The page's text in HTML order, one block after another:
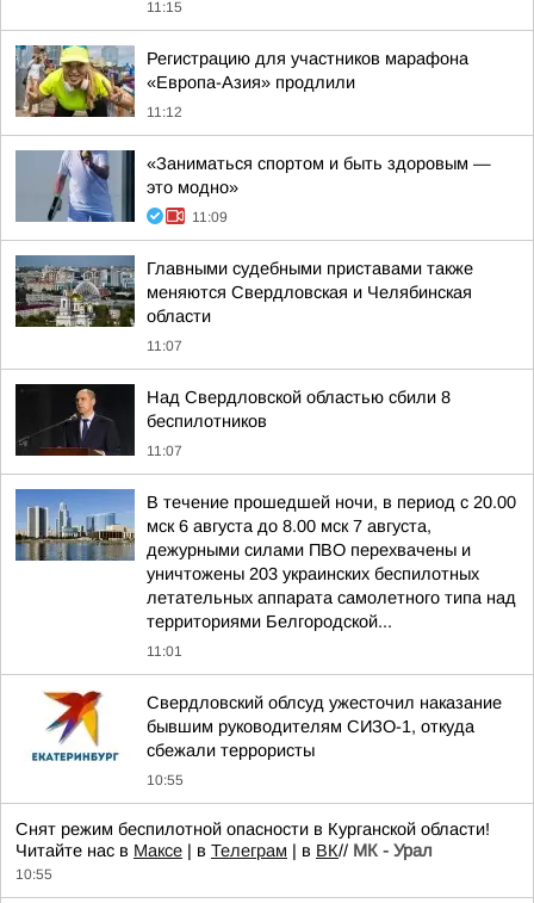
11:15
Регистрацию для участников марафона
«Европа-Азия» продлили
11:12
«Заниматься спортом и быть здоровым —
это модно»
11:09
Главными судебными приставами также
меняются Свердловская и Челябинская
области
11:07
Над Свердловской областью сбили 8
беспилотников
11:07
В течение прошедшей ночи, в период с 20.00
мск 6 августа до 8.00 мск 7 августа,
дежурными силами ПВО перехвачены и
уничтожены 203 украинских беспилотных
летательных аппарата самолетного типа над
территориями Белгородской...
11:01
Свердловский облсуд ужесточил наказание
бывшим руководителям СИЗО-1, откуда
сбежали террористы
10:55
Снят режим беспилотной опасности в Курганской области!
Читайте нас в Максе | в Телеграм | в ВК// МК - Урал
10:55